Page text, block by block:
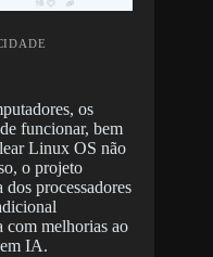
os
funcionar, bem
Linux OS não
o projeto
dos processadores
com melhorias ao
IA.